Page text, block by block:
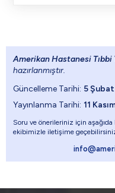
Amerikan Hastanesi Tıbbi
hazırlanmıştır.
Güncelleme Tarihi: 5
Yayınlanma Tarihi: 11
Soru ve önerileriniz için
ekibimizle iletişime